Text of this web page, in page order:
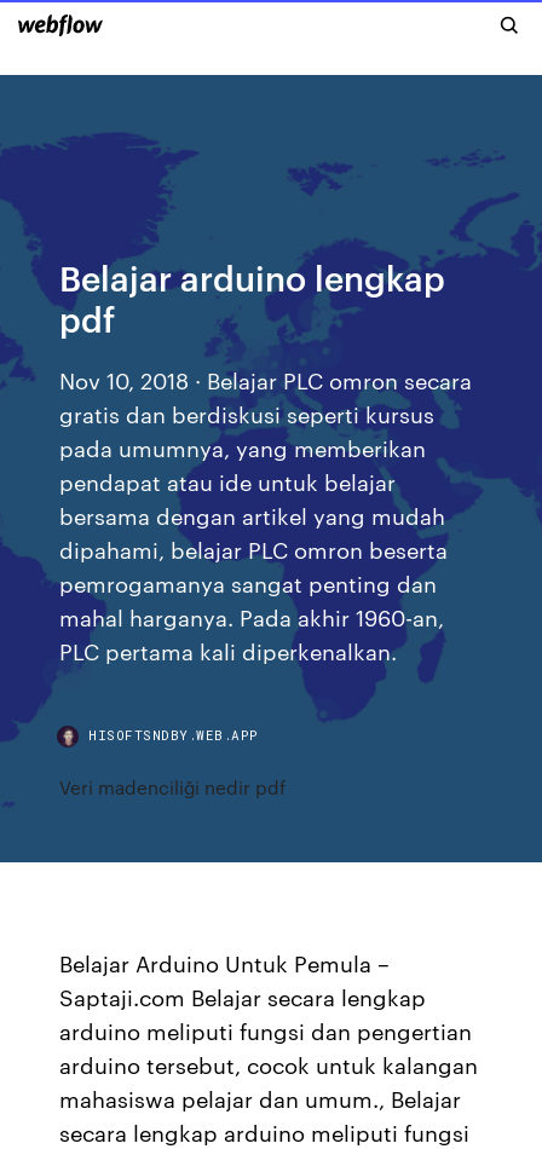
Belajar arduino lengkap
pdf
Nov 10, 2018 · Belajar PLC omron secara
gratis dan berdiskusi seperti kursus
pada umumnya, yang memberikan
pendapat atau ide untuk belajar
bersama dengan artikel yang mudah
dipahami, belajar PLC omron beserta
pemrogamanya sangat penting dan
mahal harganya. Pada akhir 1960-an,
PLC pertama kali diperkenalkan.
HISOFTSNDBY.WEB.APP
Veri madenciliği nedir pdf
Belajar Arduino Untuk Pemula –
Saptaji.com Belajar secara lengkap
arduino meliputi fungsi dan pengertian
arduino tersebut, cocok untuk kalangan
mahasiswa pelajar dan umum., Belajar
secara lengkap arduino meliputi fungsi